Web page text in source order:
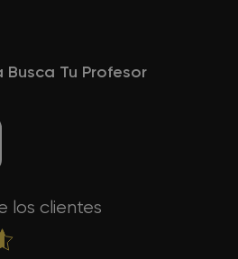
Busca Tu Profesor
los clientes